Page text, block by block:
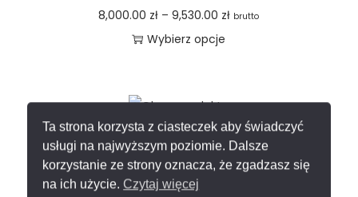
Ta strona korzysta z ciasteczek aby świadczyć
usługi na najwyższym poziomie. Dalsze
korzystanie ze strony oznacza, że zgadzasz się
na ich użycie. Czytaj więcej
8,000.00 zł – 9,530.00 zł brutto
Wybierz opcje
Blat z umywalką nablatową
Blat łazienkowy z umywalką nablatową,
wykonany na wymiar ze spieku kwarcowego